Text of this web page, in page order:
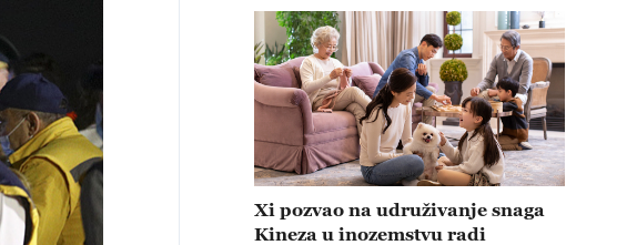
Xi pozvao na udruživanje snaga
Kineza u inozemstvu radi